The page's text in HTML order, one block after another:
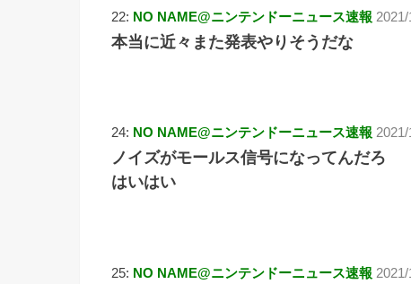
22: NO NAME@ニンテンドーニュース速報
本当に近々また発表やりそうだな
24: NO NAME@ニンテンドーニュース速報
ノイズがモールス信号になってんだろ
はいはい
25: NO NAME@ニンテンドーニュース速報